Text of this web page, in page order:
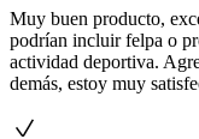
Muy buen producto,
podrían incluir felpa o
actividad deportiva.
demás, estoy muy